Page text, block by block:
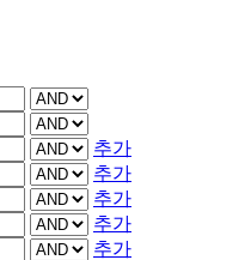
추가
추가
추가
추가
추가